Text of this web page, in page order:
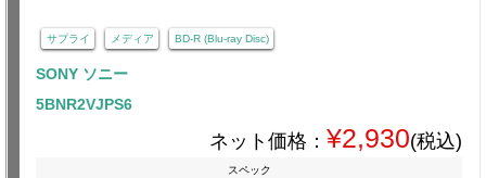
サプライ メディア BD-R (Blu-ray Disc)
SONY ソニー
5BNR2VJPS6
ネット価格： ¥2,930(税込)
スペック